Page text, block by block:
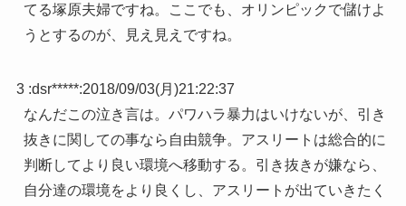
てる塚原夫婦ですね。ここでも、オリンピックで儲けよ
うとするのが、見え見えですね。
3 :dsr*****:2018/09/03(月)21:22:37
なんだこの泣き言は。パワハラ暴力はいけないが、引き
抜きに関しての事なら自由競争。アスリートは総合的に
判断してより良い環境へ移動する。引き抜きが嫌なら、
自分達の環境をより良くし、アスリートが出ていきたく